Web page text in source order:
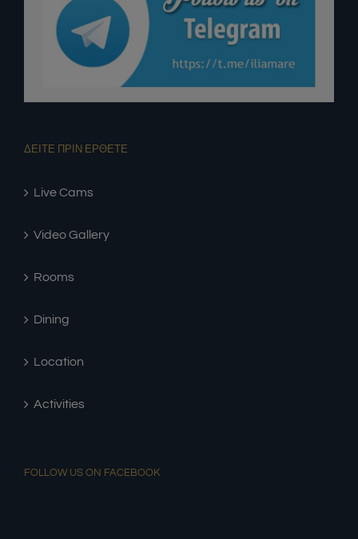
ΔΕΙΤΕ ΠΡΙΝ ΕΡΘΕΤΕ
Live Cams
Video Gallery
Rooms
Dining
Location
Activities
FOLLOW US ON FACEBOOK